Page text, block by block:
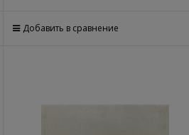
Добавить в сравнение